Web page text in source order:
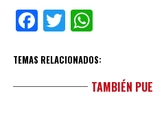
Facebook
Twitter
TEMAS RELACIONADOS:
TAMBIÉN